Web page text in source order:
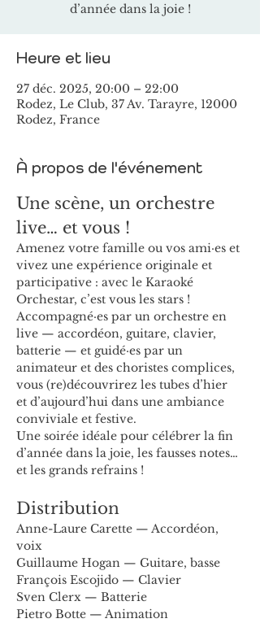
d’année dans la joie !
Heure et lieu
27 déc. 2025, 20:00 – 22:00
Rodez, Le Club, 37 Av. Tarayre, 12000
Rodez, France
À propos de l'événement
Une scène, un orchestre
live… et vous !
Amenez votre famille ou vos ami·es et
vivez une expérience originale et
participative : avec le Karaoké
Orchestar, c’est vous les stars !
Accompagné·es par un orchestre en
live — accordéon, guitare, clavier,
batterie — et guidé·es par un
animateur et des choristes complices,
vous (re)découvrirez les tubes d’hier
et d’aujourd’hui dans une ambiance
conviviale et festive.
Une soirée idéale pour célébrer la fin
d’année dans la joie, les fausses notes…
et les grands refrains !
Distribution
Anne-Laure Carette — Accordéon,
voix
Guillaume Hogan — Guitare, basse
François Escojido — Clavier
Sven Clerx — Batterie
Pietro Botte — Animation